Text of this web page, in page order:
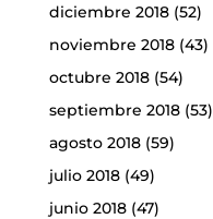
diciembre 2018(52)
noviembre 2018(43)
octubre 2018(54)
septiembre 2018(53)
agosto 2018(59)
julio 2018(49)
junio 2018(47)